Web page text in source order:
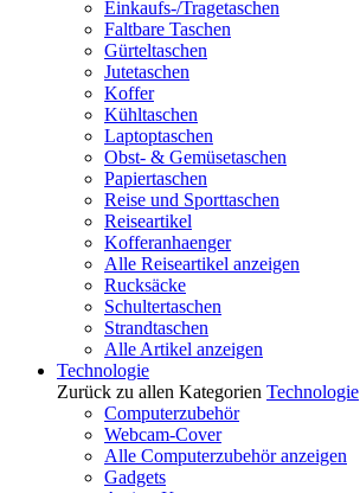
Einkaufs-/Tragetaschen
Faltbare Taschen
Gürteltaschen
Jutetaschen
Koffer
Kühltaschen
Laptoptaschen
Obst- & Gemüsetaschen
Papiertaschen
Reise und Sporttaschen
Reiseartikel
Kofferanhaenger
Alle Reiseartikel anzeigen
Rucksäcke
Schultertaschen
Strandtaschen
Alle Artikel anzeigen
Technologie
Zurück zu allen Kategorien Technologie
Computerzubehör
Webcam-Cover
Alle Computerzubehör anzeigen
Gadgets